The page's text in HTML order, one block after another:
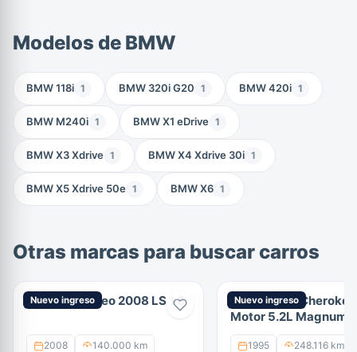
Modelos de BMW
BMW 118i 1 BMW 320i G20 1 BMW 420i 1
BMW M240i 1 BMW X1 eDrive 1
BMW X3 Xdrive 1 BMW X4 Xdrive 30i 1
BMW X5 Xdrive 50e 1 BMW X6 1
Otras marcas para buscar carros
Nuevo ingreso
Chevrolet Aveo 2008 LS 1.6
2008
140.000 km
Nuevo ingreso
Jeep Grand
Motor 5.2L Magnum
gasolina
1995
248.116 km